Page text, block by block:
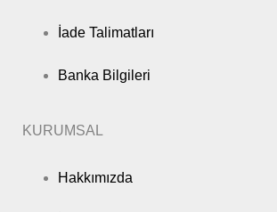
İade Talimatları
Banka Bilgileri
KURUMSAL
Hakkımızda